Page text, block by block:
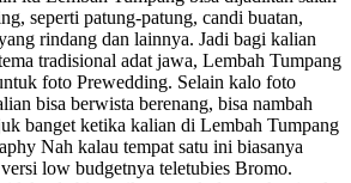
seperti patung-patung, candi buatan,
rindang dan lainnya. Jadi bagi kalian
tradisional adat jawa, Lembah Tumpang
foto Prewedding. Selain kalo foto
bisa berwista berenang, bisa nambah
banget ketika kalian di Lembah Tumpang
Nah kalau tempat satu ini biasanya
low budgetnya teletubies Bromo.